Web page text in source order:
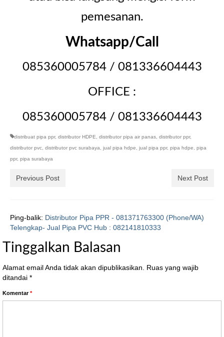
pemesanan.
Whatsapp/Call
085360005784 / 081336604443
OFFICE :
085360005784 / 081336604443
distribuat pipa ppr, distributor HDPE, distributor pipa air panas, distributor ppr,
distributor pvc, distributor pvc surabaya, jual pipa hdpe, jual pipa ppr, pipa hdpe, pipa
ppr, pipa surabaya
Previous Post Next Post
Ping-balik: Distributor Pipa PPR - 081371763300 (Phone/WA)
Telengkap- Jual Pipa PVC Hub : 082141810333
Tinggalkan Balasan
Alamat email Anda tidak akan dipublikasikan. Ruas yang wajib
ditandai *
Komentar*